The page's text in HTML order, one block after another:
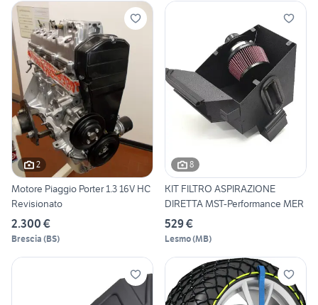
2
Motore Piaggio Porter 1.3 16V HC
Revisionato
2.300 €
Brescia (BS)
8
KIT FILTRO ASPIRAZIONE
DIRETTA MST-Performance MER
529 €
Lesmo(MB)